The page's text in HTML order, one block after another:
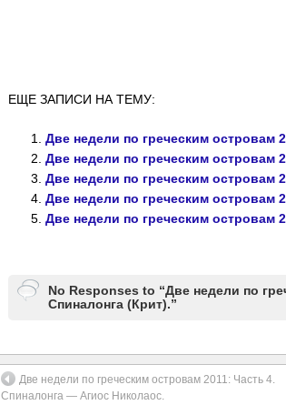
ЕЩЕ ЗАПИСИ НА ТЕМУ:
Две недели по греческим островам
Две недели по греческим
Две недели по греческим
Две недели по греческим островам
Две недели по греческим островам
No Responses to “Две недели по
Спиналонга (Крит).”
Две недели по греческим островам 2011: Часть 4.
Спиналонга — Агиос Николаос.